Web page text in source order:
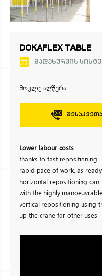
DOKAFLEX TABLE
ᲒᲐᲓᲐᲮᲣᲠᲕᲘᲡ
მოკლე აღწერა
Lower labour costs
thanks to fast repositioning
rapid pace of work, as
horizontal repositioning can
with the highly
vertical repositioning using
up the crane for other uses